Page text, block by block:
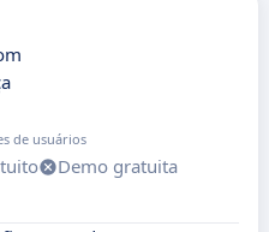
de usuários
Demo gratuita